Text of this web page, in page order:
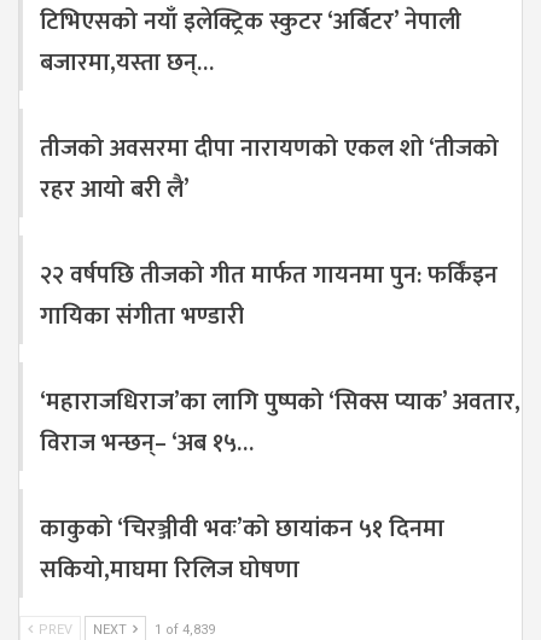
टिभिएसको नयाँ इलेक्ट्रिक स्कुटर ‘अर्बिटर’ नेपाली
बजारमा,यस्ता छन्…
तीजको अवसरमा दीपा नारायणको एकल शो ‘तीजको
रहर आयो बरी लै’
२२ वर्षपछि तीजको गीत मार्फत गायनमा पुन: फर्किंइन
गायिका संगीता भण्डारी
‘महाराजधिराज’का लागि पुष्पको ‘सिक्स प्याक’ अवतार,
विराज भन्छन्– ‘अब १५…
काकुको ‘चिरञ्जीवी भवः’को छायांकन ५१ दिनमा
सकियो,माघमा रिलिज घोषणा
PREV NEXT 1 of 4,839